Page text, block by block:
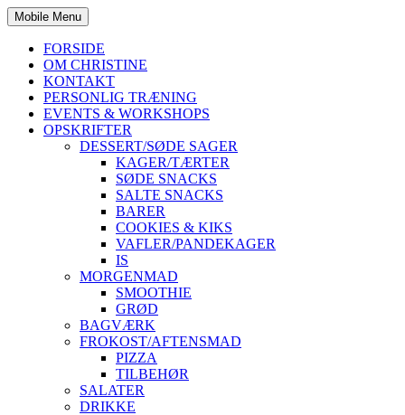
Mobile Menu
FORSIDE
OM CHRISTINE
KONTAKT
PERSONLIG TRÆNING
EVENTS & WORKSHOPS
OPSKRIFTER
DESSERT/SØDE SAGER
KAGER/TÆRTER
SØDE SNACKS
SALTE SNACKS
BARER
COOKIES & KIKS
VAFLER/PANDEKAGER
IS
MORGENMAD
SMOOTHIE
GRØD
BAGVÆRK
FROKOST/AFTENSMAD
PIZZA
TILBEHØR
SALATER
DRIKKE